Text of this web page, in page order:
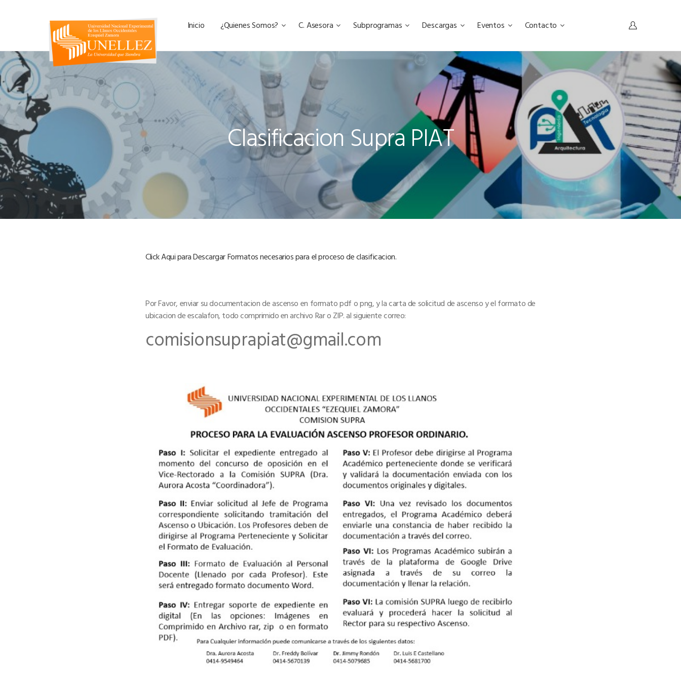
Inicio ¿Quienes Somos? C. Asesora Subprogramas Descargas Eventos Contacto
Clasificacion Supra PIAT
Click Aqui para Descargar Formatos necesarios para el proceso de clasificacion.
Por Favor, enviar su documentacion de ascenso en formato pdf o png, y la carta de solicitud de ascenso y el formato de
ubicacion de escalafon, todo comprimido en archivo Rar o ZIP. al siguiente correo:
comisionsuprapiat@gmail.com